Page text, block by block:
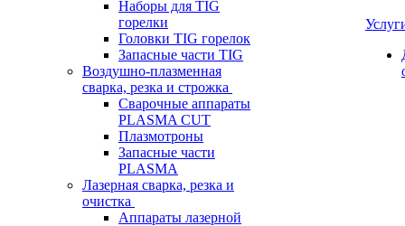
Наборы для TIG
горелки
Головки TIG горелок
Запасные части TIG
Воздушно-плазменная
сварка, резка и строжка
Сварочные аппараты
PLASMA CUT
Плазмотроны
Запасные части
PLASMA
Лазерная сварка, резка и
очистка
Аппараты лазерной